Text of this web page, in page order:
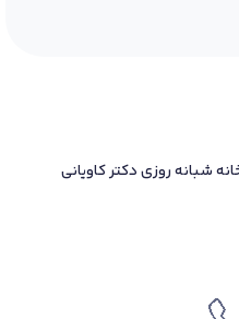
شبانه روزی دکتر کاویانی